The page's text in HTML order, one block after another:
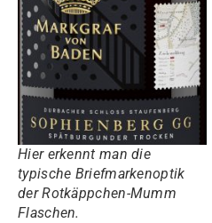
Hier erkennt man die
typische Briefmarkenoptik
der Rotkäppchen-Mumm
Flaschen.